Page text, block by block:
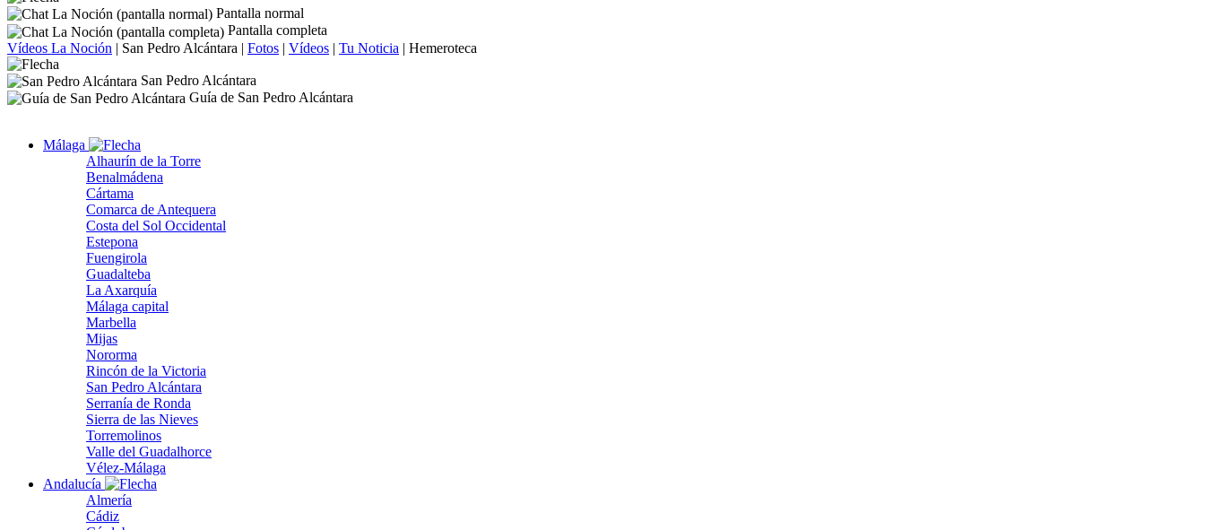
Pantalla normal
Pantalla completa
Vídeos La Noción | San Pedro Alcántara | Fotos | Vídeos | Tu Noticia | Hemeroteca
San Pedro Alcántara
Guía de San Pedro Alcántara
Málaga
Alhaurín de la Torre
Benalmádena
Cártama
Comarca de Antequera
Costa del Sol Occidental
Estepona
Fuengirola
Guadalteba
La Axarquía
Málaga capital
Marbella
Mijas
Nororma
Rincón de la Victoria
San Pedro Alcántara
Serranía de Ronda
Sierra de las Nieves
Torremolinos
Valle del Guadalhorce
Vélez-Málaga
Andalucía
Almería
Cádiz